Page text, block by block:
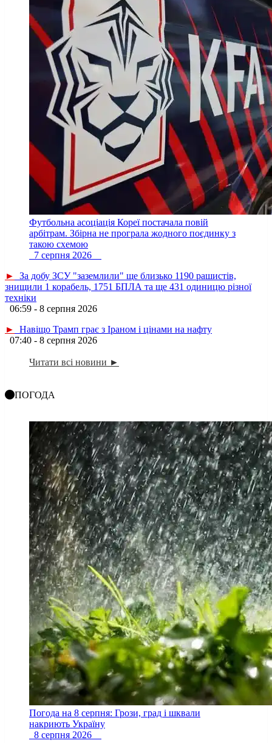
Футбольна асоціація Кореї постачала повій
арбітрам. Збірна не програла жодного поєдинку з
такою схемою
7 серпня 2026
►
За добу ЗСУ "заземлили" ще близько 1190 рашистів,
знищили 1 корабель, 1751 БПЛА та ще 431 одиницю різної
техніки
06:59 - 8 серпня 2026
►
Навіщо Трамп грає з Іраном і цінами на нафту
07:40 - 8 серпня 2026
Читати всі новини ►
ПОГОДА
Погода на 8 серпня: Грози, град і шквали
накриють Україну
8 серпня 2026